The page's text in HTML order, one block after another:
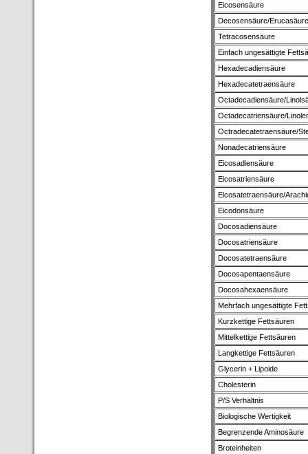
Eicosensäure
Decosensäure/Erucasäure
Tetracosensäure
Einfach ungesättigte
Hexadecadiensäure
Hexadecatetraensäure
Octadecadiensäure/
Octadecatriensäure/
Octradecatetraensäure/
Nonadecatriensäure
Eicosadiensäure
Eicosatriensäure
Eicosatetraensäure/
Eicodonsäure
Docosadiensäure
Docosatriensäure
Docosatetraensäure
Docosapentaensäure
Docosahexaensäure
Mehrfach ungesättigte
Kurzkettige Fettsäuren
Mittelkettige Fettsäuren
Langkettige Fettsäuren
Glycerin + Lipoide
Cholesterin
P/S Verhältnis
Biologische Wertigkeit
Begrenzende Aminosäure
Broteinheiten